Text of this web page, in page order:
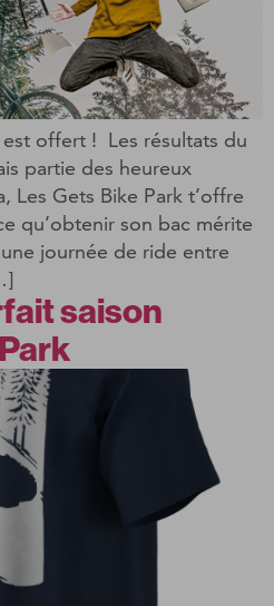
offert ! Les résultats du
partie des heureux
Les Gets Bike Park t’offre
qu’obtenir son bac mérite
journée de ride entre
saison